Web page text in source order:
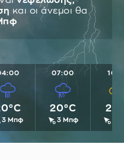
και οι άνεμοι θα
3 Μπφ
07:00
20°C
3 Μπφ